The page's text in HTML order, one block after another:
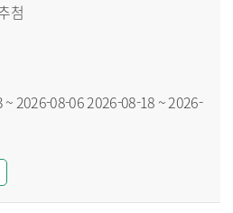
첨
~ 2026-08-062026-08-18 ~ 2026-